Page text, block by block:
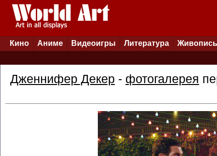
Кино Аниме Видеоигры Литература Живопись
Дженнифер Декер - фотогалерея